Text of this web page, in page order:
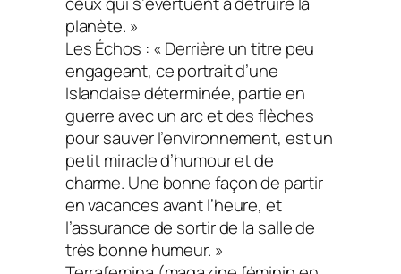
planète. »
Les Échos : « Derrière un titre peu
engageant, ce portrait d’une
Islandaise déterminée, partie en
guerre avec un arc et des flèches
pour sauver l’environnement, est un
petit miracle d’humour et de
charme. Une bonne façon de partir
en vacances avant l’heure, et
l’assurance de sortir de la salle de
très bonne humeur. »